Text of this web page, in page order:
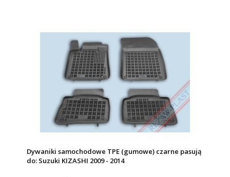
Dywaniki samochodowe TPE (gumowe) czarne pasują
do: Suzuki KIZASHI 2009 - 2014